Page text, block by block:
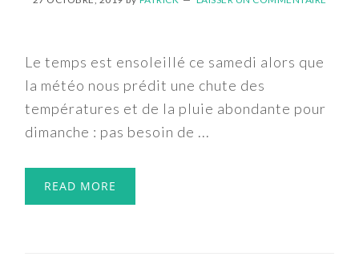
Le temps est ensoleillé ce samedi alors que
la météo nous prédit une chute des
températures et de la pluie abondante pour
dimanche : pas besoin de ...
READ MORE